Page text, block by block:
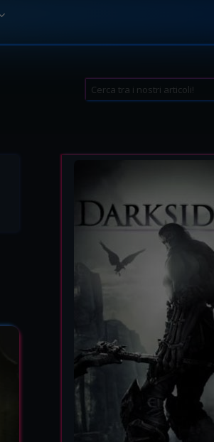
Search
for: